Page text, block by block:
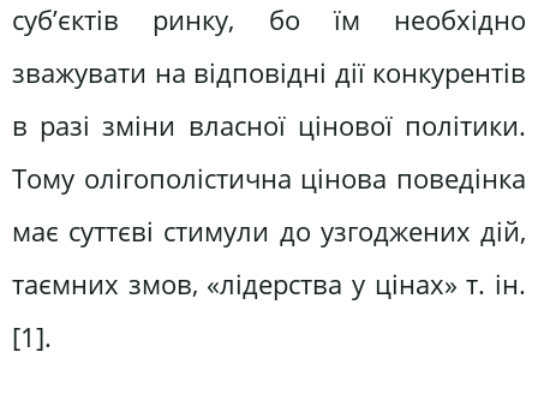
суб’єктів ринку, бо їм необхідно
зважувати на відповідні дії конкурентів
в разі зміни власної цінової політики.
Тому олігополістична цінова поведінка
має суттєві стимули до узгоджених дій,
таємних змов, «лідерства у цінах» т. ін.
[1].